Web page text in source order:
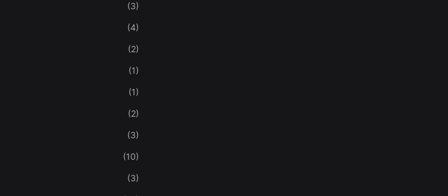
(3)
(4)
(2)
(1)
(1)
(2)
(3)
(10)
(3)